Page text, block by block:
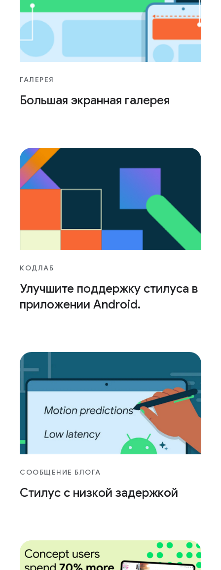
ГАЛЕРЕЯ
Большая экранная галерея
КОДЛАБ
Улучшите поддержку стилуса в
приложении Android.
СООБЩЕНИЕ БЛОГА
Стилус с низкой задержкой